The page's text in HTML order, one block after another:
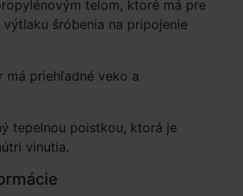
telom, ktoré má pre
výtlaku šróbenia na pripojenie
má priehľadné veko a
tepelnou poistkou, ktorá je
vinutia.